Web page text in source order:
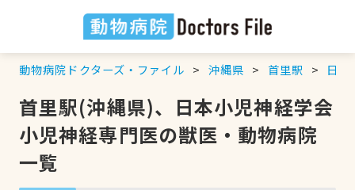
動物病院ドクターズ・ファイル 沖縄県 首里駅 日本
首里駅(沖縄県)、日本小児神経学会
小児神経専門医の獣医・動物病院
一覧